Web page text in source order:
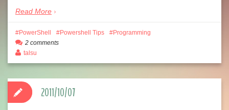
Read More
PowerShell Powershell Tips
Programming
2 comments
talsu
2011/10/07